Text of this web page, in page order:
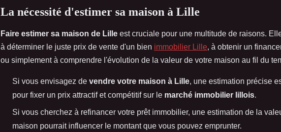
La nécessité d'estimer sa maison à Lille
Faire estimer sa maison de Lille est cruciale pour une multitude de raisons.
à déterminer le juste prix de vente d'un bien immobilier Lille, à obtenir un
ou simplement à comprendre l'évolution de la valeur de votre maison au fil du
Si vous envisagez de vendre votre maison à Lille, une estimation précise
pour fixer un prix attractif et compétitif sur le marché immobilier lillois.
Si vous cherchez à refinancer votre prêt immobilier, une estimation de la
maison pourrait influencer le montant que vous pouvez emprunter.